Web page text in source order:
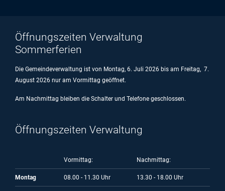
Öffnungszeiten Verwaltung
Sommerferien
Die Gemeindeverwaltung ist von Montag, 6. Juli 2026 bis am Freitag, 7.
August 2026 nur am Vormittag geöffnet.
Am Nachmittag bleiben die Schalter und Telefone geschlossen.
Öffnungszeiten Verwaltung
Vormittag: Nachmittag:
Montag 08.00 - 11.30 Uhr 13.30 - 18.00 Uhr